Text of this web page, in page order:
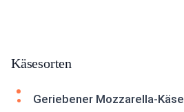
Käsesorten
Geriebener Mozzarella-Käse